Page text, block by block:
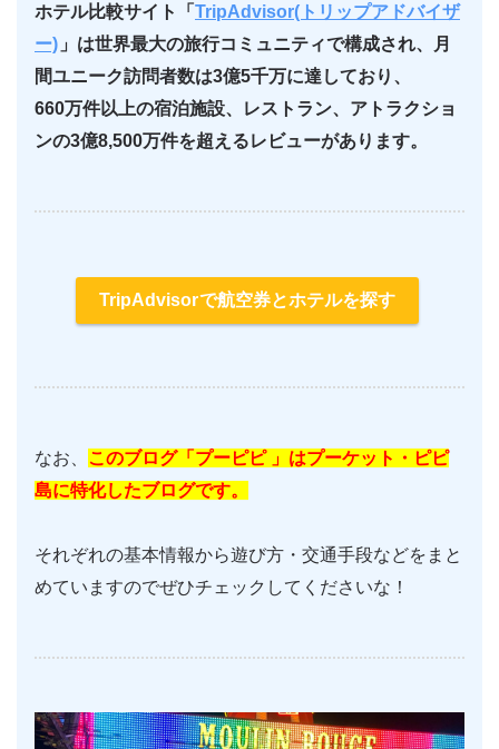
ホテル比較サイト「 TripAdvisor(トリップアドバイザ
ー) 」は世界最大の旅行コミュニティで構成され、月
間ユニーク訪問者数は3億5千万に達しており、
660万件以上の宿泊施設、レストラン、アトラクショ
ンの3億8,500万件を超えるレビューがあります。
TripAdvisorで航空券とホテルを探す
なお、 このブログ「プーピピ 」はプーケット・ピピ
島に特化したブログです。
それぞれの基本情報から遊び方・交通手段などをまと
めていますのでぜひチェックしてくださいな！